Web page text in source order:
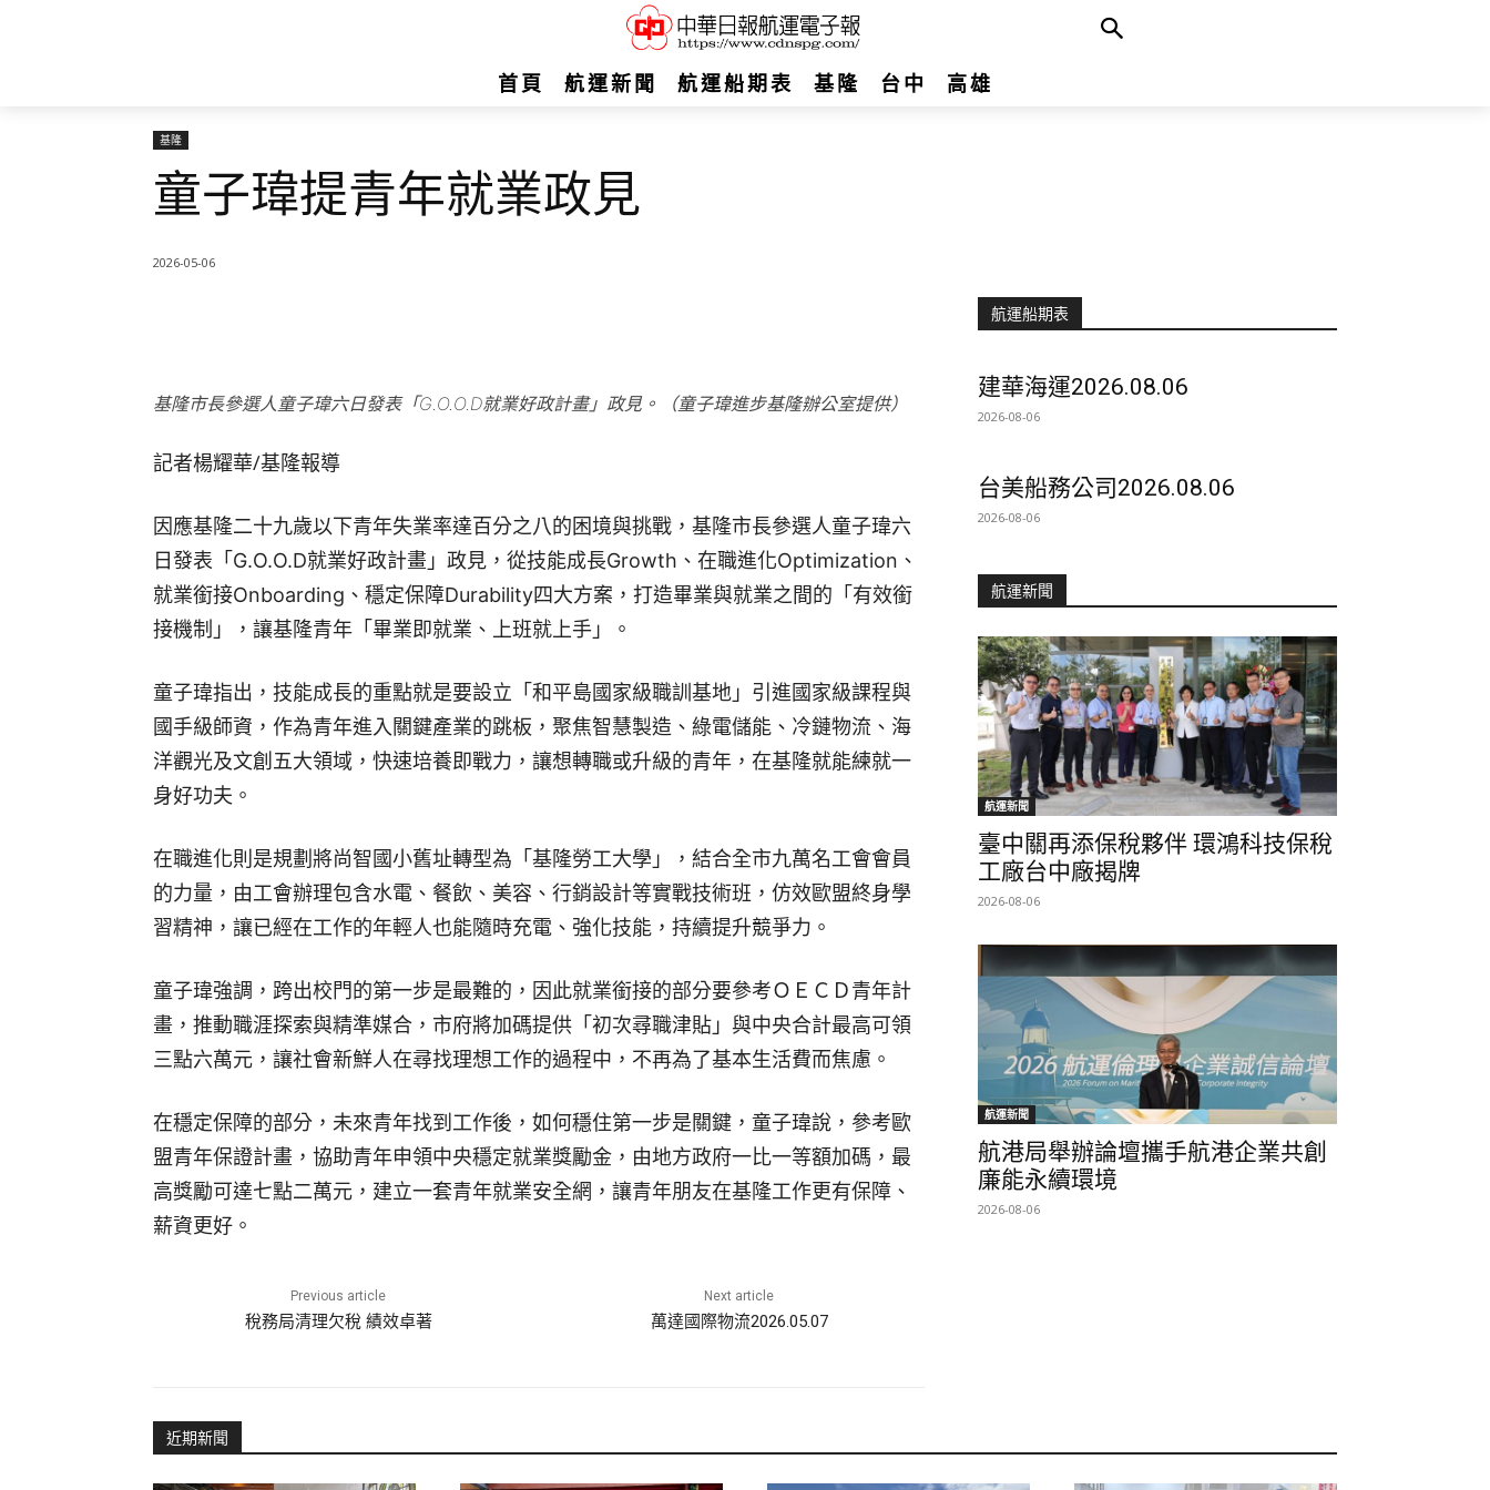
首頁 航運新聞 航運船期表 基隆 台中 高雄
基隆
童子瑋提青年就業政見
2026-05-06
基隆市長參選人童子瑋六日發表「G.O.O.D就業好政計畫」政見。（童子瑋進步基隆辦公室提供）
記者楊耀華∕基隆報導
因應基隆二十九歲以下青年失業率達百分之八的困境與挑戰，基隆市長參選人童子瑋六
日發表「G.O.O.D就業好政計畫」政見，從技能成長Growth、在職進化Optimization、
就業銜接Onboarding、穩定保障Durability四大方案，打造畢業與就業之間的「有效銜
接機制」，讓基隆青年「畢業即就業、上班就上手」。
童子瑋指出，技能成長的重點就是要設立「和平島國家級職訓基地」引進國家級課程與
國手級師資，作為青年進入關鍵產業的跳板，聚焦智慧製造、綠電儲能、冷鏈物流、海
洋觀光及文創五大領域，快速培養即戰力，讓想轉職或升級的青年，在基隆就能練就一
身好功夫。
在職進化則是規劃將尚智國小舊址轉型為「基隆勞工大學」，結合全市九萬名工會會員
的力量，由工會辦理包含水電、餐飲、美容、行銷設計等實戰技術班，仿效歐盟終身學
習精神，讓已經在工作的年輕人也能隨時充電、強化技能，持續提升競爭力。
童子瑋強調，跨出校門的第一步是最難的，因此就業銜接的部分要參考ＯＥＣＤ青年計
畫，推動職涯探索與精準媒合，市府將加碼提供「初次尋職津貼」與中央合計最高可領
三點六萬元，讓社會新鮮人在尋找理想工作的過程中，不再為了基本生活費而焦慮。
在穩定保障的部分，未來青年找到工作後，如何穩住第一步是關鍵，童子瑋說，參考歐
盟青年保證計畫，協助青年申領中央穩定就業獎勵金，由地方政府一比一等額加碼，最
高獎勵可達七點二萬元，建立一套青年就業安全網，讓青年朋友在基隆工作更有保障、
薪資更好。
Previous article
稅務局清理欠稅 績效卓著
Next article
萬達國際物流2026.05.07
航運船期表
建華海運2026.08.06
2026-08-06
台美船務公司2026.08.06
2026-08-06
航運新聞
航運新聞
臺中關再添保稅夥伴 環鴻科技保稅
工廠台中廠揭牌
2026-08-06
航運新聞
航港局舉辦論壇攜手航港企業共創
廉能永續環境
2026-08-06
近期新聞